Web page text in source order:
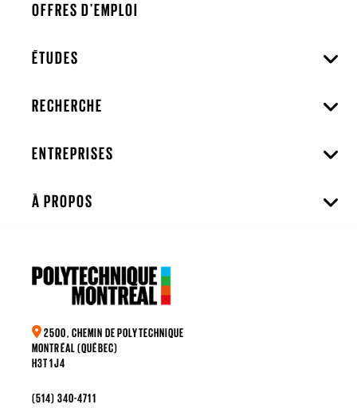
OFFRES D'EMPLOI
ÉTUDES
RECHERCHE
ENTREPRISES
À PROPOS
2500, CHEMIN DE POLYTECHNIQUE
MONTRÉAL (QUÉBEC)
H3T 1J4
(514) 340-4711